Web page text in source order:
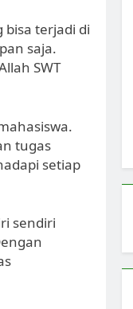
bisa terjadi di
saja.
SWT
tugas
setiap
sendiri